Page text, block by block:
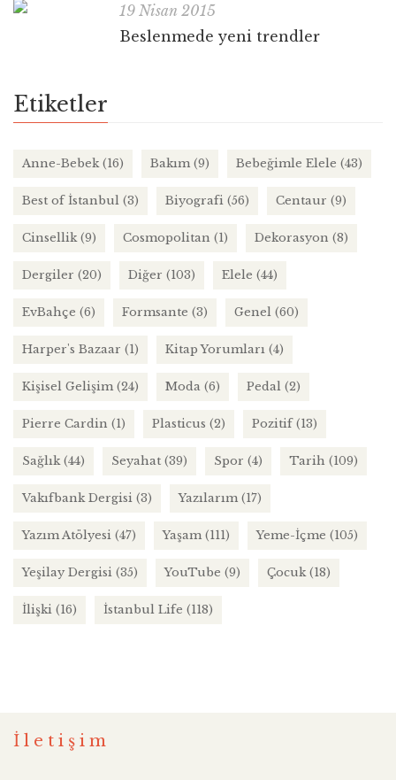
19 Nisan 2015
Beslenmede yeni trendler
Etiketler
Anne-Bebek(16) Bakım (9) Bebeğimle Elele (43)
Best of İstanbul (3) Biyografi (56) Centaur (9)
Cinsellik(9) Cosmopolitan (1) Dekorasyon (8)
Dergiler (20) Diğer (103) Elele (44)
EvBahçe (6) Formsante (3) Genel (60)
Harper's Bazaar (1) Kitap Yorumları (4)
Kişisel Gelişim (24) Moda (6) Pedal (2)
Pierre Cardin (1) Plasticus (2) Pozitif(13)
Sağlık(44) Seyahat (39) Spor (4) Tarih (109)
Vakıfbank Dergisi (3) Yazılarım (17)
Yazım Atölyesi (47) Yaşam (111) Yeme-İçme (105)
Yeşilay Dergisi (35) YouTube (9) Çocuk(18)
İlişki (16) İstanbul Life (118)
İletişim